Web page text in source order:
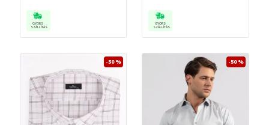
GYORS
SZÁLLÍTÁS
GYORS
SZÁLLÍTÁS
-50 % -50 %